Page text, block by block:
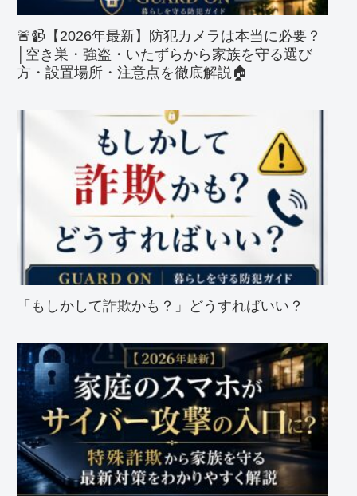
🚨📹【2026年最新】防犯カメラは本当に必要？
│空き巣・強盗・いたずらから家族を守る選び
方・設置場所・注意点を徹底解説🏠
「もしかして詐欺かも？」どうすればいい？